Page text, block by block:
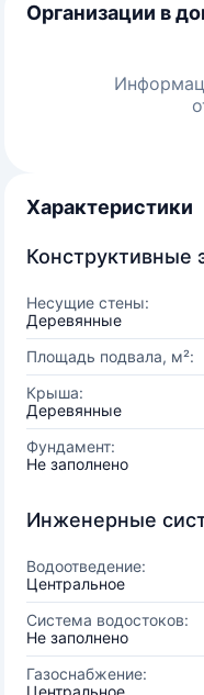
Организации в
Характеристики
Конструктивные
Несущие стены:
Деревянные
Площадь подвала, м²:
Крыша:
Деревянные
Фундамент:
Не заполнено
Инженерные
Водоотведение:
Центральное
Система водостоков:
Не заполнено
Газоснабжение:
Центральное